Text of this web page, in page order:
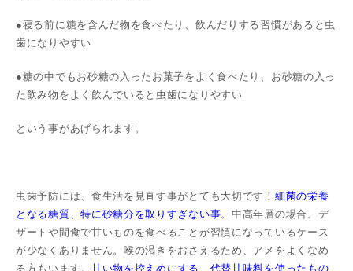
●寝る前に糖を含んだ物を食べたり、飲んだりする習慣があると虫
歯になりやすい
●糖の中でもお砂糖の入ったお菓子をよく食べたり、お砂糖の入っ
た飲み物をよく飲んでいると虫歯になりやすい
という事があげられます。
虫歯予防には、食生活を見直す事がとても大切です！ 細菌の栄養
となる糖質、特に砂糖分を取りすぎない事。中高年層の場合、デ
ザートや間食で甘いものを食べることが習慣になっているケース
が少なくありません。喉の渇きをおさえるため、アメをよくなめ
る方もいます。 甘い物を控えめにする、代替甘味料を使ったもの